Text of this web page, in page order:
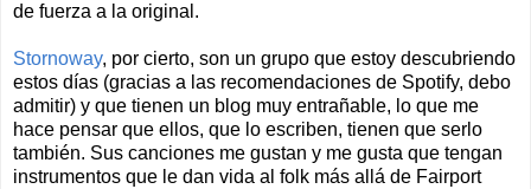
de fuerza a la original.
Stornoway, por cierto, son un grupo que estoy descubriendo
estos días (gracias a las recomendaciones de Spotify, debo
admitir) y que tienen un blog muy entrañable, lo que me
hace pensar que ellos, que lo escriben, tienen que serlo
también. Sus canciones me gustan y me gusta que tengan
instrumentos que le dan vida al folk más allá de Fairport